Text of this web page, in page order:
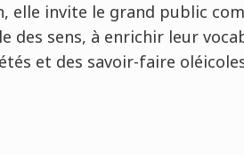
elle invite le grand public
des sens, à enrichir leur
et des savoir-faire